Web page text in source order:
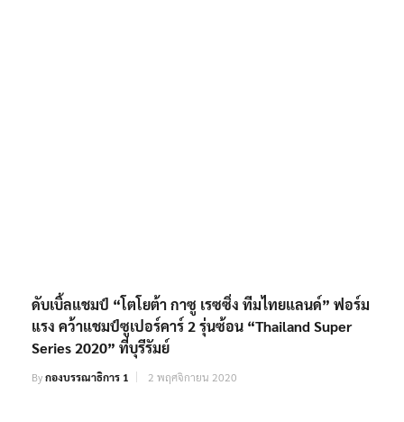
ดับเบิ้ลแชมป์ “โตโยต้า กาซู เรซซิ่ง ทีมไทยแลนด์” ฟอร์ม
แรง คว้าแชมป์ซูเปอร์คาร์ 2 รุ่นซ้อน “Thailand Super
Series 2020” ที่บุรีรัมย์
Byกองบรรณาธิการ 1 2 พฤศจิกายน 2020